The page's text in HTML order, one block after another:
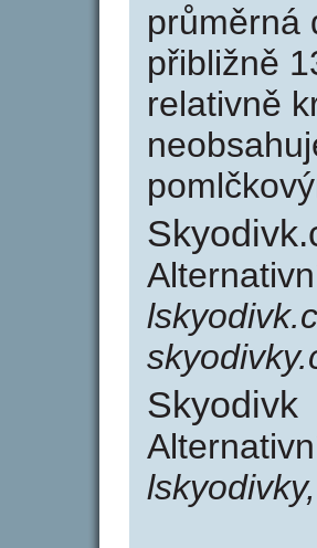
průměrná
přibližně
relativně
Skyodivk